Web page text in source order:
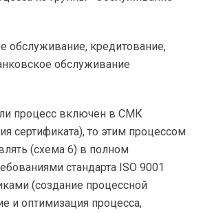
обслуживание, кредитование,
обслуживание
процесс включен в СМК
сертификата), то этим процессом
(схема 6) в полном
стандарта ISO 9001
(создание процессной
и оптимизация процесса,